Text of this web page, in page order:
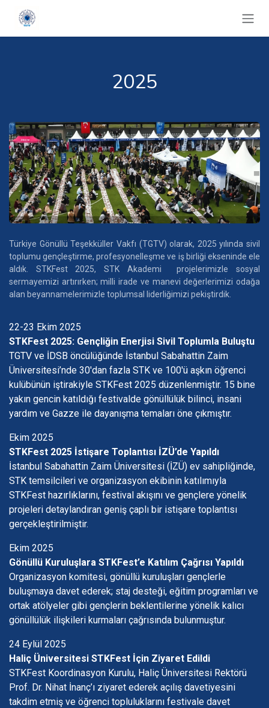
2025
Türkiye Gönüllü Teşekküller Vakfı (TGTV) olarak, 2025 yılında sivil
toplumu gençleştirme, profesyonelleşme ve iş birliği ekseninde ele
aldık. STKFest 2025, STK Akademi projelerimizle sosyal
sermayemizi artırırken; milli irade ve manevi değerlerimizi odağa
alan beyannamelerimizle toplumsal liderliğimizi pekiştirdik.
22-23 Ekim 2025
STKFest 2025: Gençliğin Enerjisi Sivil Toplumla Buluştu
TGTV ve İDSB öncülüğünde İstanbul Sabahattin Zaim
Üniversitesi’nde 30'dan fazla STK ve 100'ü aşkın öğrenci
kulübünün iştirakiyle STKFest 2025 düzenlenmiştir. 15 bine
yakın gencin katıldığı festivalde gönüllülük bilinci, insani
yardım ve Gazze ile dayanışma temaları öne çıkmıştır.
Ekim 2025
STKFest 2025 İstişare Toplantısı İZÜ’de Yapıldı
İstanbul Sabahattin Zaim Üniversitesi (İZÜ) ev sahipliğinde,
STK temsilcileri ve organizasyon ekibinin katılımıyla
STKFest hazırlıklarını, festival akışını ve gençlere yönelik
projeleri detaylandıran geniş çaplı bir istişare toplantısı
gerçekleştirilmiştir.
Ekim 2025
Gönüllü Kuruluşlara STKFest’e Katılım Çağrısı Yapıldı
Organizasyon komitesi, gönüllü kuruluşları gençlerle
buluşmaya davet ederek; staj desteği, eğitim programları ve
ortak atölyeler gibi gençlerin beklentilerine yönelik kalıcı
gönüllülük ilişkileri kurmaları çağrısında bulunmuştur.
24 Eylül 2025
Haliç Üniversitesi STKFest İçin Ziyaret Edildi
STKFest Koordinasyon Kurulu, Haliç Üniversitesi Rektörü
Prof. Dr. Nihat İnanç’ı ziyaret ederek açılış davetiyesini
takdim etmiş ve öğrenci topluluklarını festivale davet